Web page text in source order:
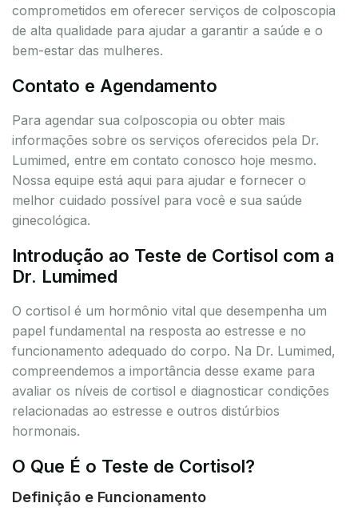
comprometidos em oferecer serviços de colposcopia
de alta qualidade para ajudar a garantir a saúde e o
bem-estar das mulheres.
Contato e Agendamento
Para agendar sua colposcopia ou obter mais
informações sobre os serviços oferecidos pela Dr.
Lumimed, entre em contato conosco hoje mesmo.
Nossa equipe está aqui para ajudar e fornecer o
melhor cuidado possível para você e sua saúde
ginecológica.
Introdução ao Teste de Cortisol com a
Dr. Lumimed
O cortisol é um hormônio vital que desempenha um
papel fundamental na resposta ao estresse e no
funcionamento adequado do corpo. Na Dr. Lumimed,
compreendemos a importância desse exame para
avaliar os níveis de cortisol e diagnosticar condições
relacionadas ao estresse e outros distúrbios
hormonais.
O Que É o Teste de Cortisol?
Definição e Funcionamento